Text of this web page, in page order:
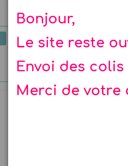
Bonjour,
Le site reste
Envoi des
Merci de votre